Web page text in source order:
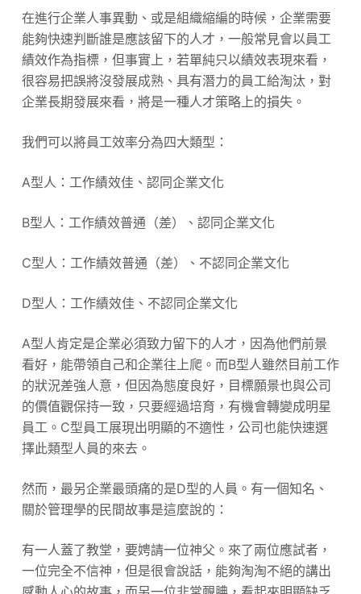
在進行企業人事異動、或是組織縮編的時候，企業需要
能夠快速判斷誰是應該留下的人才，一般常見會以員工
績效作為指標，但事實上，若單純只以績效表現來看，
很容易把誤將沒發展成熟、具有潛力的員工給淘汰，對
企業長期發展來看，將是一種人才策略上的損失。
我們可以將員工效率分為四大類型：
A型人：工作績效佳、認同企業文化
B型人：工作績效普通（差）、認同企業文化
C型人：工作績效普通（差）、不認同企業文化
D型人：工作績效佳、不認同企業文化
A型人肯定是企業必須致力留下的人才，因為他們前景
看好，能帶領自己和企業往上爬。而B型人雖然目前工作
的狀況差強人意，但因為態度良好，目標願景也與公司
的價值觀保持一致，只要經過培育，有機會轉變成明星
員工。C型員工展現出明顯的不適性，公司也能快速選
擇此類型人員的來去。
然而，最另企業最頭痛的是D型的人員。有一個知名、
關於管理學的民間故事是這麼說的：
有一人蓋了教堂，要娉請一位神父。來了兩位應試者，
一位完全不信神，但是很會說話，能夠淘淘不絕的講出